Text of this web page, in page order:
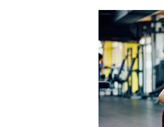
🌟まとめ：年齢はただの“数
💪Light Body Gymで理想